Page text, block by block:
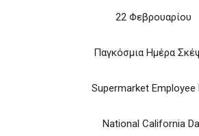
22 Φεβρουαρίου
Παγκόσμια Ημέρα
Supermarket Employee
National California